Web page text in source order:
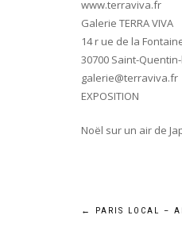
www.terraviva.fr
Galerie TERRA VIVA
14 r ue de la
30700 Saint-
galerie@terraviva.fr
EXPOSITION
Noël sur un air de
← PARIS LOCAL –